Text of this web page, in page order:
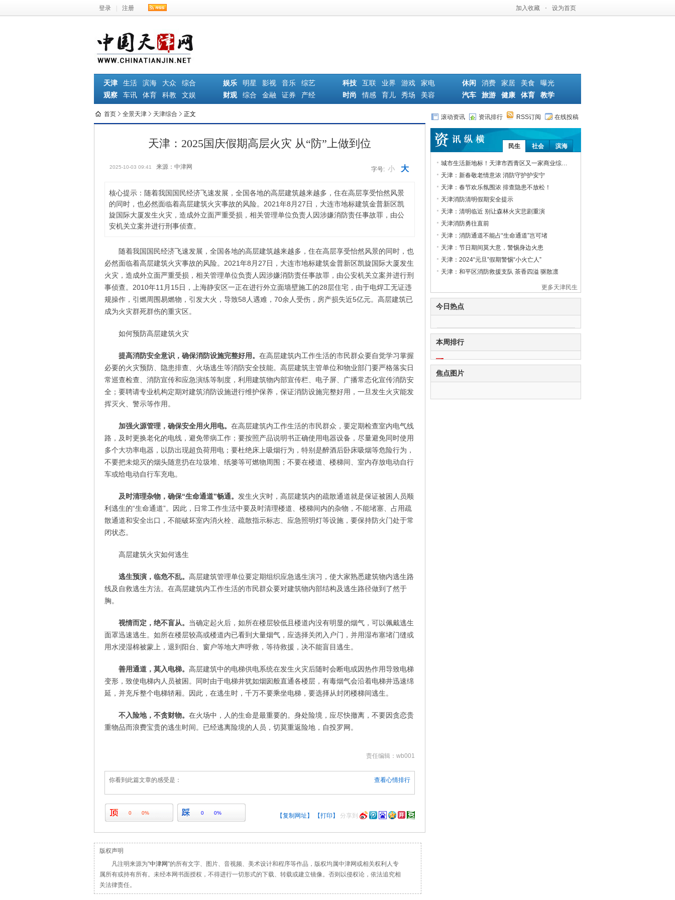
登录 注册 加入收藏 · 设为首页
天津 生活 滨海 大众
综合
观察
车讯 体育 科教 文娱
娱乐 明星 影视 音乐
综艺
财观
综合 金融 证券 产经
科技 互联 业界 游戏
家电
时尚
情感 育儿 秀场 美容
休闲 消费 家居 美食
曝光
汽车
旅游 健康 体育 教学
首页 全景天津 天津综合 正文 滚动资讯 资讯排行 RSS订阅 在线投稿
天津：2025国庆假期高层火灾 从“防”上做到位
字号: 小 大
2025-10-03 09:41 来源：中津网
核心提示：随着我国国民经济飞速发展，全国各地的高层建筑越来越多，住在高层享受怡然风景
的同时，也必然面临着高层建筑火灾事故的风险。2021年8月27日，大连市地标建筑金普新区凯
旋国际大厦发生火灾，造成外立面严重受损，相关管理单位负责人因涉嫌消防责任事故罪，由公
安机关立案并进行刑事侦查。
随着我国国民经济飞速发展，全国各地的高层建筑越来越多，住在高层享受怡然风景的同时，也
必然面临着高层建筑火灾事故的风险。2021年8月27日，大连市地标建筑金普新区凯旋国际大厦发生
火灾，造成外立面严重受损，相关管理单位负责人因涉嫌消防责任事故罪，由公安机关立案并进行刑
事侦查。2010年11月15日，上海静安区一正在进行外立面墙壁施工的28层住宅，由于电焊工无证违
规操作，引燃周围易燃物，引发大火，导致58人遇难，70余人受伤，房产损失近5亿元。高层建筑已
成为火灾群死群伤的重灾区。
如何预防高层建筑火灾
提高消防安全意识，确保消防设施完整好用。 在高层建筑内工作生活的市民群众要自觉学习掌握
必要的火灾预防、隐患排查、火场逃生等消防安全技能。高层建筑主管单位和物业部门要严格落实日
常巡查检查、消防宣传和应急演练等制度，利用建筑物内部宣传栏、电子屏、广播常态化宣传消防安
全；要聘请专业机构定期对建筑消防设施进行维护保养，保证消防设施完整好用，一旦发生火灾能发
挥灭火、警示等作用。
加强火源管理，确保安全用火用电。 在高层建筑内工作生活的市民群众，要定期检查室内电气线
路，及时更换老化的电线，避免带病工作；要按照产品说明书正确使用电器设备，尽量避免同时使用
多个大功率电器，以防出现超负荷用电；要杜绝床上吸烟行为，特别是醉酒后卧床吸烟等危险行为，
不要把未熄灭的烟头随意扔在垃圾堆、纸篓等可燃物周围；不要在楼道、楼梯间、室内存放电动自行
车或给电动自行车充电。
及时清理杂物，确保“生命通道”畅通。 发生火灾时，高层建筑内的疏散通道就是保证被困人员顺
利逃生的“生命通道”。因此，日常工作生活中要及时清理楼道、楼梯间内的杂物，不能堵塞、占用疏
散通道和安全出口，不能破坏室内消火栓、疏散指示标志、应急照明灯等设施，要保持防火门处于常
闭状态。
高层建筑火灾如何逃生
逃生预演，临危不乱。 高层建筑管理单位要定期组织应急逃生演习，使大家熟悉建筑物内逃生路
线及自救逃生方法。在高层建筑内工作生活的市民群众要对建筑物内部结构及逃生路径做到了然于
胸。
视情而定，绝不盲从。 当确定起火后，如所在楼层较低且楼道内没有明显的烟气，可以佩戴逃生
面罩迅速逃生。如所在楼层较高或楼道内已看到大量烟气，应选择关闭入户门，并用湿布塞堵门缝或
用水浸湿棉被蒙上，退到阳台、窗户等地大声呼救，等待救援，决不能盲目逃生。
善用通道，莫入电梯。 高层建筑中的电梯供电系统在发生火灾后随时会断电或因热作用导致电梯
变形，致使电梯内人员被困。同时由于电梯井犹如烟囱般直通各楼层，有毒烟气会沿着电梯井迅速绵
延，并充斥整个电梯轿厢。因此，在逃生时，千万不要乘坐电梯，要选择从封闭楼梯间逃生。
不入险地，不贪财物。 在火场中，人的生命是最重要的。身处险境，应尽快撤离，不要因贪恋贵
重物品而浪费宝贵的逃生时间。已经逃离险境的人员，切莫重返险地，自投罗网。
责任编辑：wb001
查看心情排行
你看到此篇文章的感受是：
0 0% 0 0% 【复制网址】 【打印】 分享到
版权声明
凡注明来源为"中津网"的所有文字、图片、音视频、美术设计和程序等作品，版权均属中津网或相关权利人专
属所有或持有所有。未经本网书面授权，不得进行一切形式的下载、转载或建立镜像。否则以侵权论，依法追究相
关法律责任。
民生 社会 滨海
城市生活新地标！天津市西青区又一家商业综…
天津：新春敬老情意浓 消防守护护安宁
天津：春节欢乐氛围浓 排查隐患不放松！
天津消防清明假期安全提示
天津：清明临近 别让森林火灾悲剧重演
天津消防勇往直前
天津：消防通道不能占“生命通道”岂可堵
天津：节日期间莫大意，警惕身边火患
天津：2024“元旦”假期警惕“小火亡人”
天津：和平区消防救援支队 茶香四溢 驱散凛
更多天津民生
今日热点
本周排行
焦点图片